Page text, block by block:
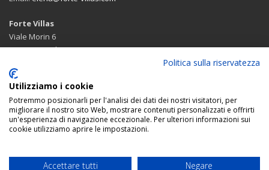
Forte Villas
Viale Morin 6
55042 Forte dei Marmi (LU)
Itinerario di arrivo con google maps
SEGUICI:
© 2026 Forte Villas agenzia immobiliare
Politica sulla riservatezza
Utilizziamo i cookie
Potremmo posizionarli per l'analisi dei dati dei nostri visitatori, per
migliorare il nostro sito Web, mostrare contenuti personalizzati e offrirti
un'esperienza di navigazione eccezionale. Per ulteriori informazioni sui
cookie utilizziamo aprire le impostazioni.
Accettare tutti Negare